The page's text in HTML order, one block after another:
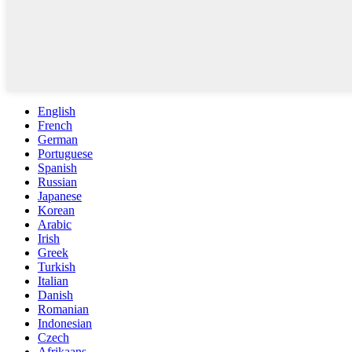
English
French
German
Portuguese
Spanish
Russian
Japanese
Korean
Arabic
Irish
Greek
Turkish
Italian
Danish
Romanian
Indonesian
Czech